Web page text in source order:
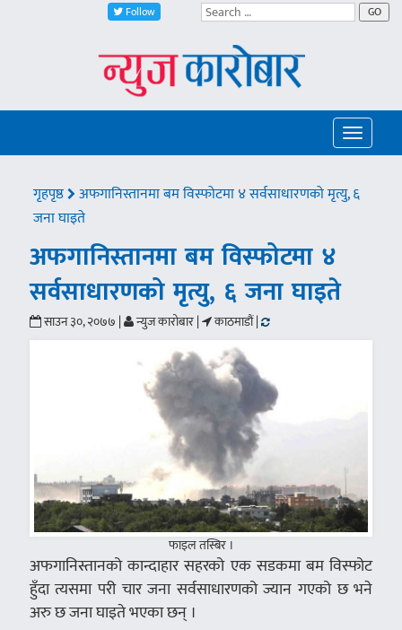
Follow GO
Toggle
गृहपृष्ठ
अफगानिस्तानमा बम विस्फोटमा ४ सर्वसाधारणको मृत्यु, ६
जना घाइते
अफगानिस्तानमा बम विस्फोटमा ४
सर्वसाधारणको मृत्यु, ६ जना घाइते
साउन ३०, २०७७ | न्युज कारोबार | काठमाडौं |
फाइल तस्बिर ।
अफगानिस्तानको कान्दाहार सहरको एक सडकमा बम विस्फोट
हुँदा त्यसमा परी चार जना सर्वसाधारणको ज्यान गएको छ भने
अरु छ जना घाइते भएका छन् ।